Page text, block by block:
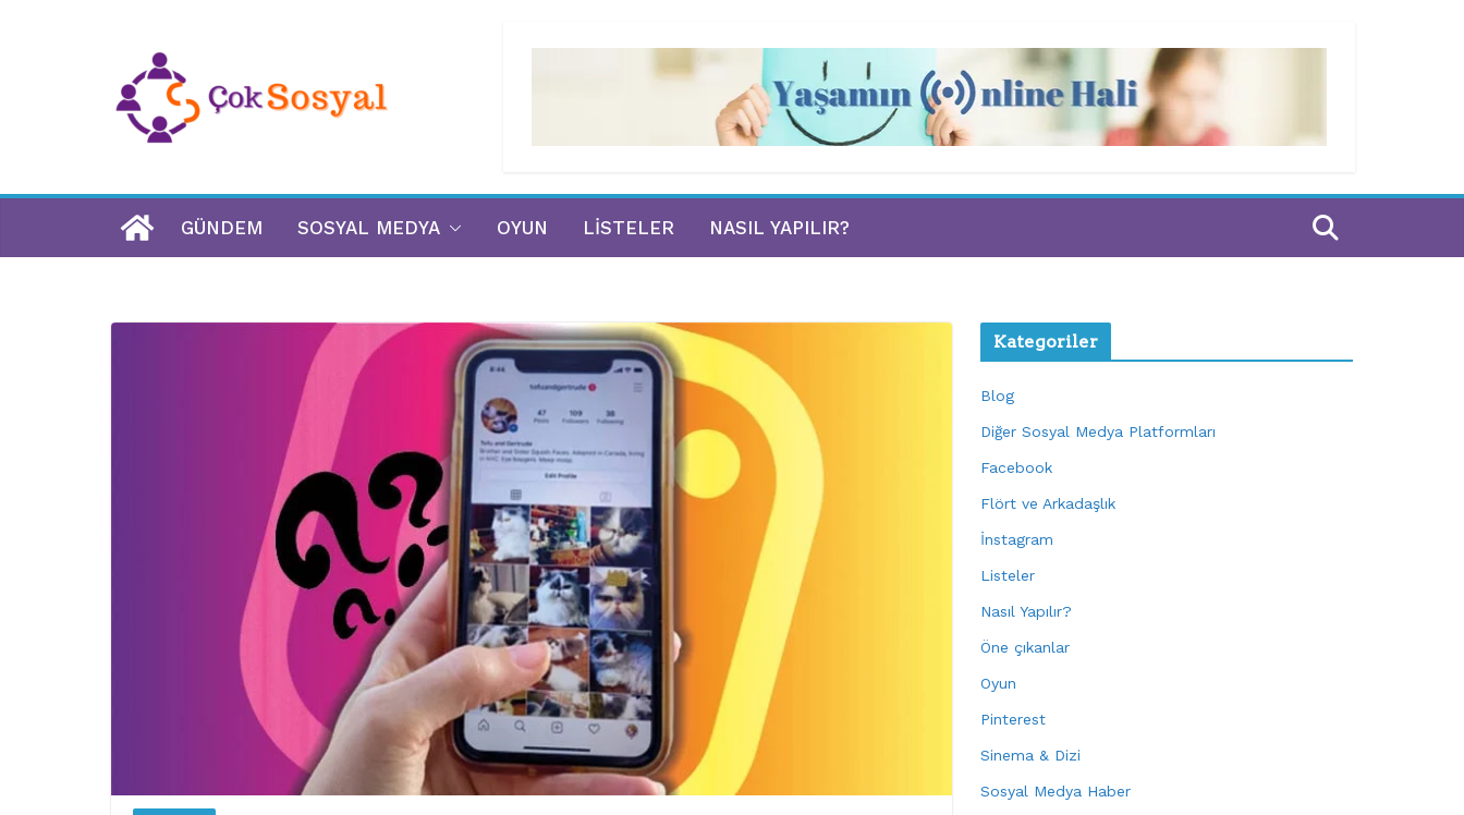
GÜNDEM SOSYAL MEDYA OYUN LISTELER NASIL YAPILIR?
Kategoriler
Blog
Diğer Sosyal Medya Platformları
Facebook
Flört ve Arkadaşlık
İnstagram
Listeler
Nasıl Yapılır?
Öne çıkanlar
Oyun
Pinterest
Sinema & Dizi
Sosyal Medya Haber